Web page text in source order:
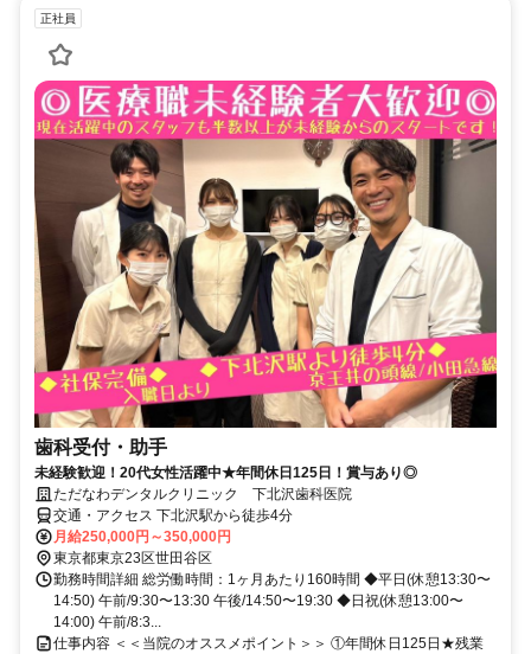
正社員
歯科受付・助手
未経験歓迎！20代女性活躍中★年間休日125⽇！賞与あり◎
ただなわデンタルクリニック 下北沢歯科医院
交通・アクセス 下北沢駅から徒歩4分
月給250,000円～350,000円
東京都東京23区世田谷区
勤務時間詳細 総労働時間：1ヶ月あたり160時間 ◆平⽇(休憩13:30〜
14:50) 午前/9:30〜13:30 午後/14:50〜19:30 ◆⽇祝(休憩13:00〜
14:00) 午前/8:3...
仕事内容 ＜＜当院のオススメポイント＞＞ ①年間休日125日★残業